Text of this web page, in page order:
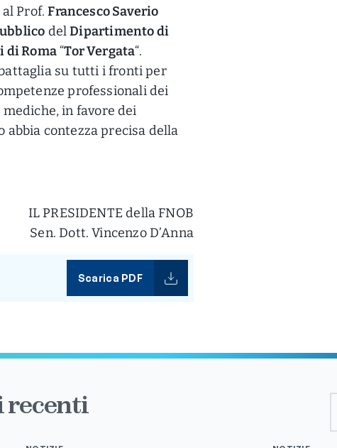
al Prof.Francesco Saverio
delDipartimento di
di Roma“Tor Vergata“.
su tutti i fronti per
professionali dei
in favore dei
contezza precisa della
IL PRESIDENTE della FNOB
Sen. Dott. Vincenzo D’Anna
Scarica PDF
recenti